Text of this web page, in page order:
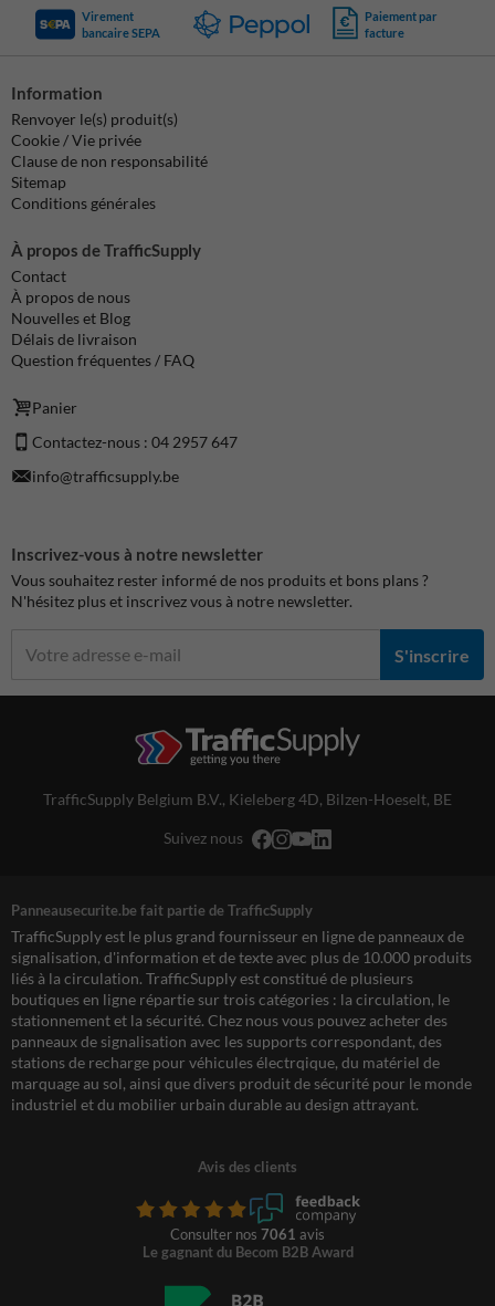
Virement
bancaire SEPA
Paiement par
facture
Information
Renvoyer le(s) produit(s)
Cookie / Vie privée
Clause de non responsabilité
Sitemap
Conditions générales
À propos de TrafficSupply
Contact
À propos de nous
Nouvelles et Blog
Délais de livraison
Question fréquentes / FAQ
Panier
Contactez-nous : 04 2957 647
info@trafficsupply.be
Inscrivez-vous à notre newsletter
Vous souhaitez rester informé de nos produits et bons plans ?
N'hésitez plus et inscrivez vous à notre newsletter.
S'inscrire
TrafficSupply Belgium B.V., Kieleberg 4D, Bilzen-Hoeselt, BE
Suivez nous
Panneausecurite.be fait partie de TrafficSupply
TrafficSupply est le plus grand fournisseur en ligne de panneaux de
signalisation, d'information et de texte avec plus de 10.000 produits
liés à la circulation. TrafficSupply est constitué de plusieurs
boutiques en ligne répartie sur trois catégories : la circulation, le
stationnement et la sécurité. Chez nous vous pouvez acheter des
panneaux de signalisation avec les supports correspondant, des
stations de recharge pour véhicules électrqique, du matériel de
marquage au sol, ainsi que divers produit de sécurité pour le monde
industriel et du mobilier urbain durable au design attrayant.
Avis des clients
Consulter nos 7061 avis
Le gagnant du Becom B2B Award